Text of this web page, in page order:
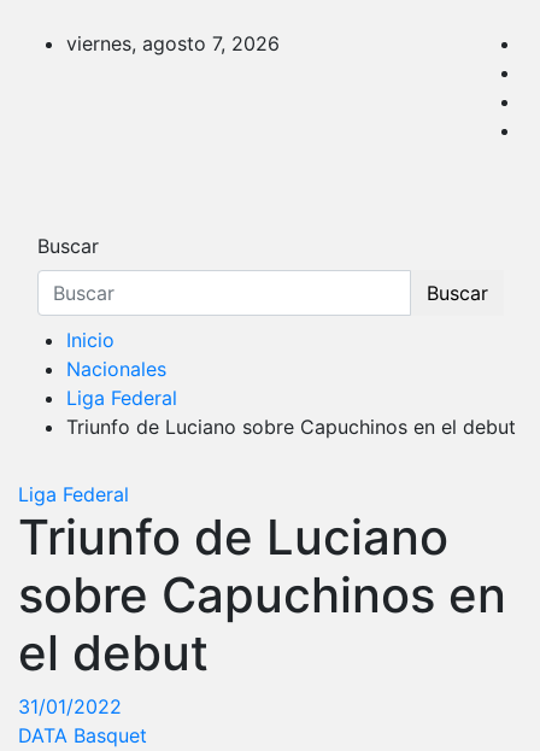
viernes, agosto 7, 2026
Buscar
Buscar
Inicio
Nacionales
Liga Federal
Triunfo de Luciano sobre Capuchinos en el debut
Liga Federal
Triunfo de Luciano
sobre Capuchinos en
el debut
31/01/2022
DATA Basquet